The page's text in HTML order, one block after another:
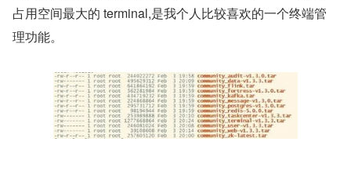
占用空间最大的 terminal,是我个人比较喜欢的一个终端管
理功能。